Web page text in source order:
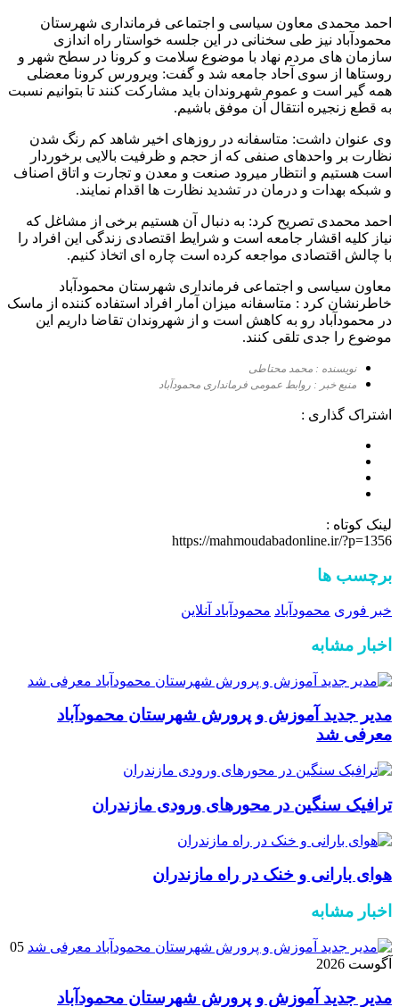
احمد محمدی معاون سیاسی و اجتماعی فرمانداری شهرستان
محمودآباد نیز طی سخنانی در این جلسه خواستار راه اندازی
سازمان های مردم نهاد با موضوع سلامت و کرونا در سطح شهر و
روستاها از سوی آحاد جامعه شد و گفت: ویرورس کرونا معضلی
همه گیر است و عموم شهروندان باید مشارکت کنند تا بتوانیم نسبت
به قطع زنجیره انتقال آن موفق باشیم.
وی عنوان داشت: متاسفانه در روزهای اخیر شاهد کم رنگ شدن
نظارت بر واحدهای صنفی که از حجم و ظرفیت بالایی برخوردار
است هستیم و انتظار میرود صنعت و معدن و تجارت و اتاق اصناف
و شبکه بهدات و درمان در تشدید نظارت ها اقدام نمایند.
احمد محمدی تصریح کرد: به دنبال آن هستیم برخی از مشاغل که
نیاز کلیه اقشار جامعه است و شرایط اقتصادی زندگی این افراد را
با چالش اقتصادی مواجعه کرده است چاره ای اتخاذ کنیم.
معاون سیاسی و اجتماعی فرمانداری شهرستان محمودآباد
خاطرنشان کرد : متاسفانه میزان آمار افراد استفاده کننده از ماسک
در محمودآباد رو به کاهش است و از شهروندان تقاضا داریم این
موضوع را جدی تلقی کنند.
نویسنده : محمد محتاطی
منبع خبر : روابط عمومی فرمانداری محمودآباد
اشتراک گذاری :
لینک کوتاه :
https://mahmoudabadonline.ir/?p=1356
برچسب ها
خبر فوری محمودآباد محمودآباد آنلاین
اخبار مشابه
مدیر جدید آموزش و پرورش شهرستان محمودآباد
معرفی شد
ترافیک سنگین در محور‌های ورودی مازندران
هوای بارانی و خنک در راه مازندران
اخبار مشابه
05
آگوست 2026
مدیر جدید آموزش و پرورش شهرستان محمودآباد